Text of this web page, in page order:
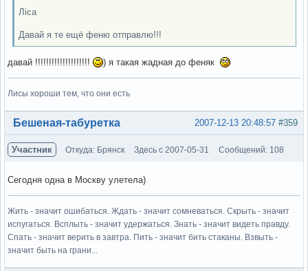
Ліса
Давай я те ещё феню отправлю!!!
давай !!!!!!!!!!!!!!!!!!!! ) я такая жадная до феняк
Лисы хороши тем, что они есть
Вне форума #359
2007-12-13 20:48:57
Бешеная-табуретка
Участник Откуда: Брянск Здесь с 2007-05-31 Сообщений: 108
Сегодня одна в Москву улетела)
Жить - значит ошибаться. Ждать - значит сомневаться. Скрыть - значит
испугаться. Всплыть - значит удержаться. Знать - значит видеть правду.
Спать - значит верить в завтра. Пить - значит бить стаканы. Взвыть -
значит быть на грани...